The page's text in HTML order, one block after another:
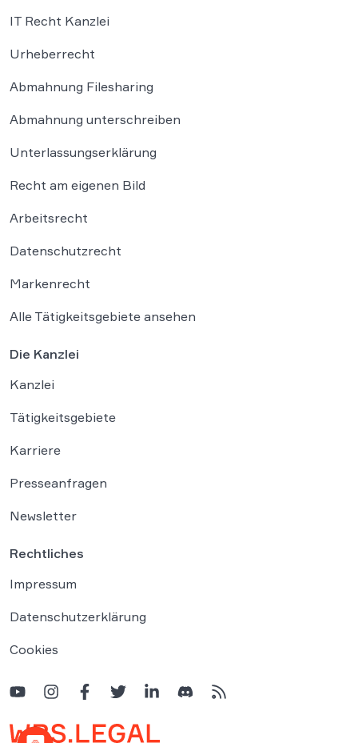
IT Recht Kanzlei
Urheberrecht
Abmahnung Filesharing
Abmahnung unterschreiben
Unterlassungserklärung
Recht am eigenen Bild
Arbeitsrecht
Datenschutzrecht
Markenrecht
Alle Tätigkeitsgebiete ansehen
Die Kanzlei
Kanzlei
Tätigkeitsgebiete
Karriere
Presseanfragen
Newsletter
Rechtliches
Impressum
Datenschutzerklärung
Cookies